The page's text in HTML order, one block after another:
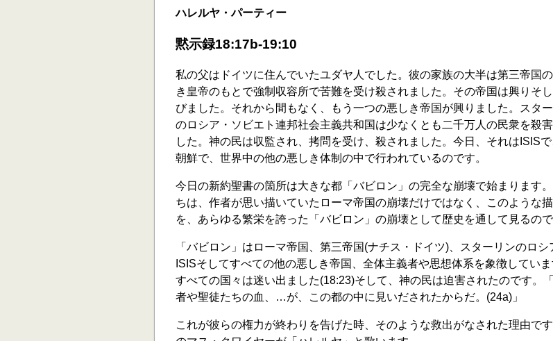
ハレルヤ・パーティー
黙示録18:17b-19:10
私の父はドイツに住んでいたユダヤ人でした。彼の家族の大半は第三帝国
き皇帝のもとで強制収容所で苦難を受け殺されました。その帝国は興りそ
びました。それから間もなく、もう一つの悪しき帝国が興りました。スタ
のロシア・ソビエト連邦社会主義共和国は少なくとも二千万人の民衆を殺害
した。神の民は収監され、拷問を受け、殺されました。今日、それはISIS
朝鮮で、世界中の他の悪しき体制の中で行われているのです。
今日の新約聖書の箇所は大きな都「バビロン」の完全な崩壊で始まります
ちは、作者が思い描いていたローマ帝国の崩壊だけではなく、このような
を、あらゆる繁栄を誇った「バビロン」の崩壊として歴史を通して見るので
「バビロン」はローマ帝国、第三帝国(ナチス・ドイツ)、スターリンのロシ
ISISそしてすべての他の悪しき帝国、全体主義者や思想体系を象徴していま
すべての国々は迷い出ました(18:23)そして、神の民は迫害されたのです。
者や聖徒たちの血、…が、この都の中に見いだされたからだ。(24a)」
これが彼らの権力が終わりを告げた時、そのような救出がなされた理由で